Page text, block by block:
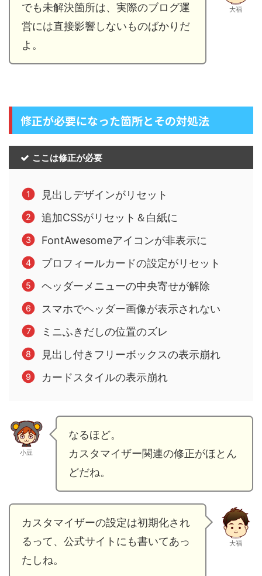
でも未解決箇所は、実際のブログ運
営には直接影響しないものばかりだ
よ。
大福
修正が必要になった箇所とその対処法
ここは修正が必要
見出しデザインがリセット
追加CSSがリセット＆白紙に
FontAwesomeアイコンが非表示に
プロフィールカードの設定がリセット
ヘッダーメニューの中央寄せが解除
スマホでヘッダー画像が表示されない
ミニふきだしの位置のズレ
見出し付きフリーボックスの表示崩れ
カードスタイルの表示崩れ
小豆
なるほど。
カスタマイザー関連の修正がほとん
どだね。
カスタマイザーの設定は初期化され
るって、公式サイトにも書いてあっ
たしね。
大福